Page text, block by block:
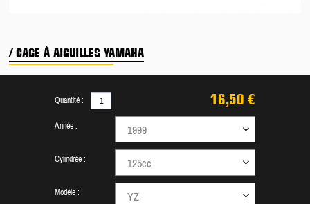
/ CAGE À AIGUILLES YAMAHA
16,50 €
Quantité :
Année : 1999
Cylindrée : 125cc
Modèle : YZ